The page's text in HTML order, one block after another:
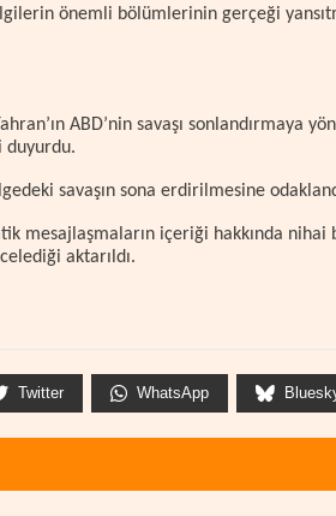
önemli bölümlerinin gerçeği
ABD’nin savaşı sonlandırmaya
duyurdu.
savaşın sona erdirilmesine
mesajlaşmaların içeriği hakkında
aktarıldı.
Twitter WhatsApp